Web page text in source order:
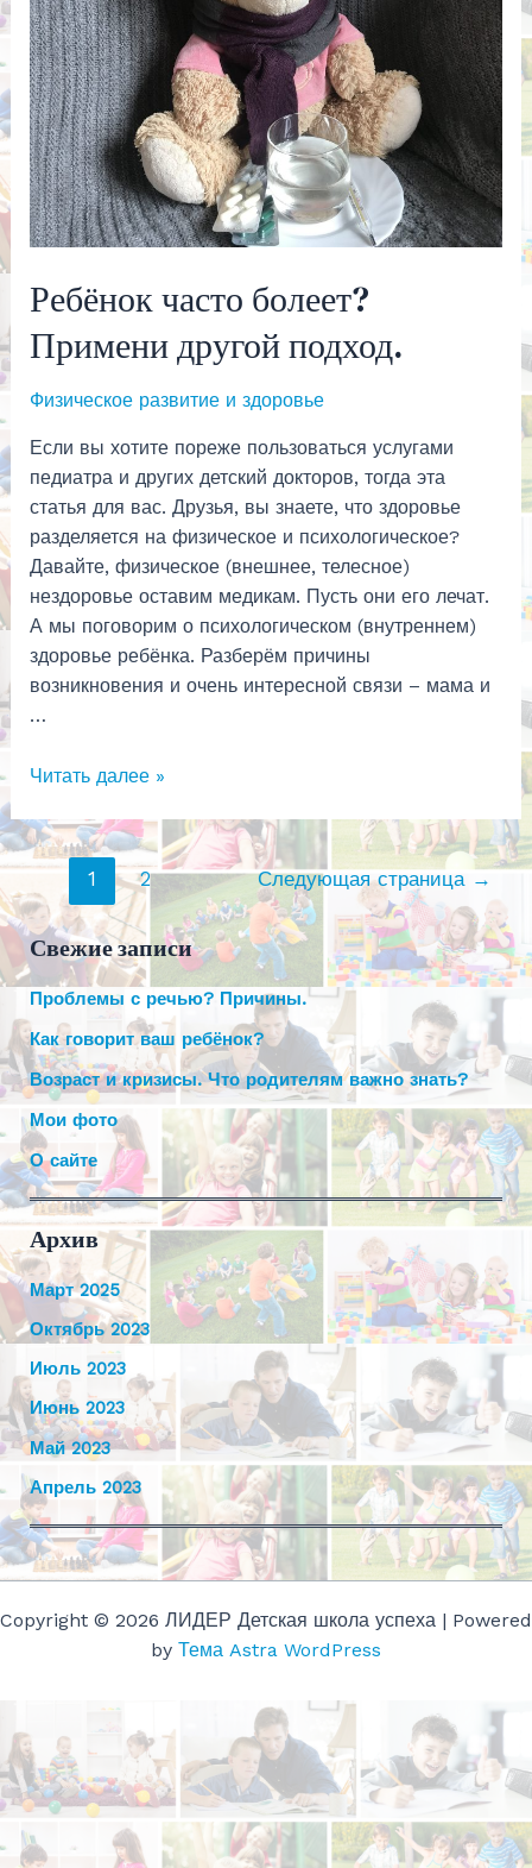
Ребёнок часто болеет?
Примени другой подход.
Физическое развитие и здоровье
Если вы хотите пореже пользоваться услугами
педиатра и других детский докторов, тогда эта
статья для вас. Друзья, вы знаете, что здоровье
разделяется на физическое и психологическое?
Давайте, физическое (внешнее, телесное)
нездоровье оставим медикам. Пусть они его лечат.
А мы поговорим о психологическом (внутреннем)
здоровье ребёнка. Разберём причины
возникновения и очень интересной связи – мама и
…
Ребёнок
болеет?
Примени
другой
подход.
Читать далее »
Навигация
по
записям
1 2 Следующая страница →
Свежие записи
Проблемы с речью? Причины.
Как говорит ваш ребёнок?
Возраст и кризисы. Что родителям важно знать?
Мои фото
О сайте
Архив
Март 2025
Октябрь 2023
Июль 2023
Июнь 2023
Май 2023
Апрель 2023
Copyright © 2026 ЛИДЕР Детская школа успеха | Powered
by Тема Astra WordPress